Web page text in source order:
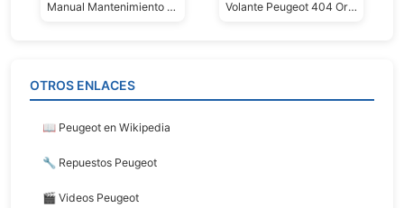
Manual Mantenimiento Peugeot 404 Volante Peugeot 404 Original
OTROS ENLACES
📖 Peugeot en Wikipedia
🔧 Repuestos Peugeot
🎬 Videos Peugeot